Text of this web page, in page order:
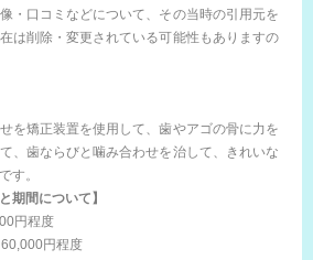
・口コミなどについて、その当時の引用元を
は削除・変更されている可能性もありますの
を矯正装置を使用して、歯やアゴの骨に力を
、歯ならびと噛み合わせを治して、きれいな
す。
期間について】
円程度
円程度